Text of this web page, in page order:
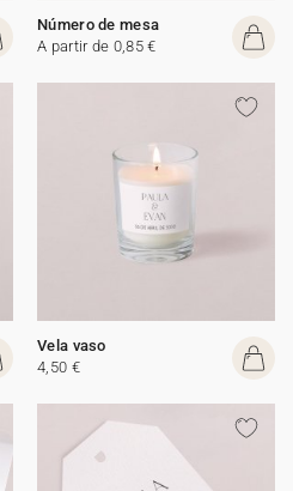
Número de mesa
A partir de 0,85 €
Vela vaso
4,50 €